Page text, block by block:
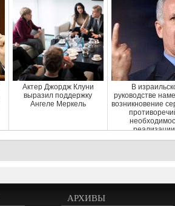
Актер Джордж Клуни
выразил поддержку
Ангеле Меркель
В
руководстве
возникновение
АРХИВЫ